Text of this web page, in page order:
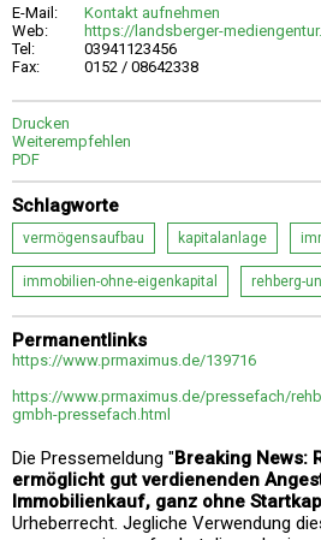
E-Mail:
Kontakt aufnehmen
Web:
https://landsberger-
Tel:
03941123456
Fax:
0152 / 08642338
Drucken
Weiterempfehlen
PDF
Schlagworte
vermögensaufbau kapitalanlage
immobilien-ohne-eigenkapital rehberg-
Permanentlinks
https://www.prmaximus.de/139716
https://www.prmaximus.de/pressefach/
gmbh-pressefach.html
Die Pressemeldung "Breaking News:
ermöglicht gut verdienenden
Immobilienkauf, ganz ohne
Urheberrecht. Jegliche Verwendung